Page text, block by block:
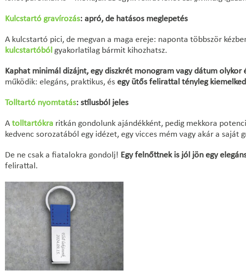
Kulcstartó gravírozás: apró, de hatásos meglepetés
A kulcstartó pici, de megvan a maga ereje: naponta többször
kulcstartóból gyakorlatilag bármit kihozhatsz.
Kaphat minimál dizájnt, egy diszkrét monogram vagy dátum olykor
működik: elegáns, praktikus, és egy ütős felirattal tényleg
Tolltartó nyomtatás: stílusból jeles
A tolltartókra ritkán gondolunk ajándékként, pedig mekkora
kedvenc sorozatából egy idézet, egy vicces mém vagy akár a saját
De ne csak a fiatalokra gondolj! Egy felnőttnek is jól jön egy
felirattal.